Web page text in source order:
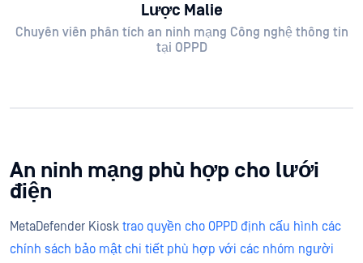
Lược Malie
Chuyên viên phân tích an ninh mạng Công nghệ thông tin
tại OPPD
An ninh mạng phù hợp cho lưới
điện
MetaDefender Kiosk trao quyền cho OPPD định cấu hình các
chính sách bảo mật chi tiết phù hợp với các nhóm người